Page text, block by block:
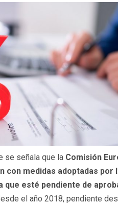
se señala que la Comisión
medidas adoptadas por
esté pendiente de
el año 2018, pendiente